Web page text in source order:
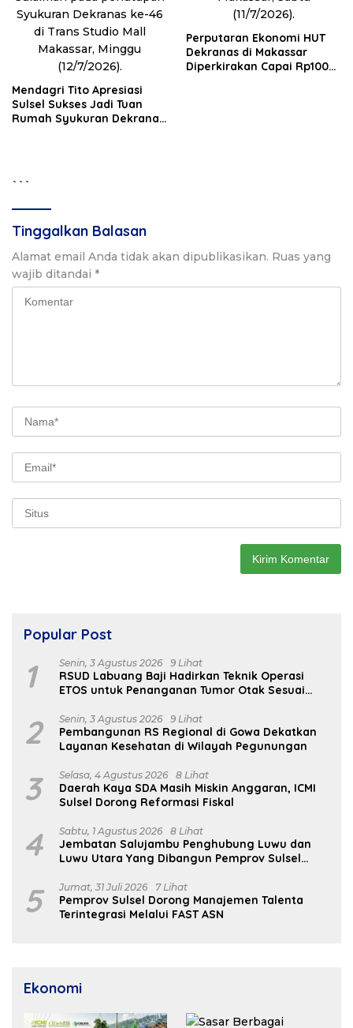
Mendagri Tito Apresiasi
Sulsel Sukses Jadi Tuan
Rumah Syukuran Dekranas
Perputaran Ekonomi HUT
Dekranas di Makassar
Diperkirakan Capai Rp100
```
Tinggalkan Balasan
Alamat email Anda tidak akan dipublikasikan. Ruas yang
wajib ditandai *
Popular Post
1 Senin, 3 Agustus 2026 9 Lihat
RSUD Labuang Baji Hadirkan Teknik Operasi
ETOS untuk Penanganan Tumor Otak Sesuai
2 Senin, 3 Agustus 2026 9 Lihat
Pembangunan RS Regional di Gowa Dekatkan
Layanan Kesehatan di Wilayah Pegunungan
3 Selasa, 4 Agustus 2026 8 Lihat
Daerah Kaya SDA Masih Miskin Anggaran, ICMI
Sulsel Dorong Reformasi Fiskal
4 Sabtu, 1 Agustus 2026 8 Lihat
Jembatan Salujambu Penghubung Luwu dan
Luwu Utara Yang Dibangun Pemprov Sulsel
5 Jumat, 31 Juli 2026 7 Lihat
Pemprov Sulsel Dorong Manajemen Talenta
Terintegrasi Melalui FAST ASN
Ekonomi